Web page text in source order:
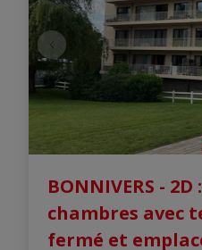
BONNIVERS -
chambres avec
fermé et